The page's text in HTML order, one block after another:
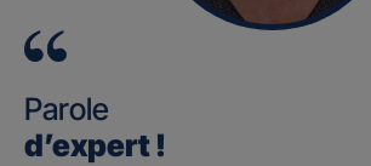
Parole
d’expert !